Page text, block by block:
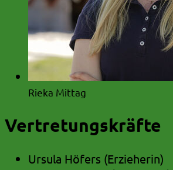
Rieka Mittag
Vertretungskräfte
Ursula Höfers (Erzieherin)